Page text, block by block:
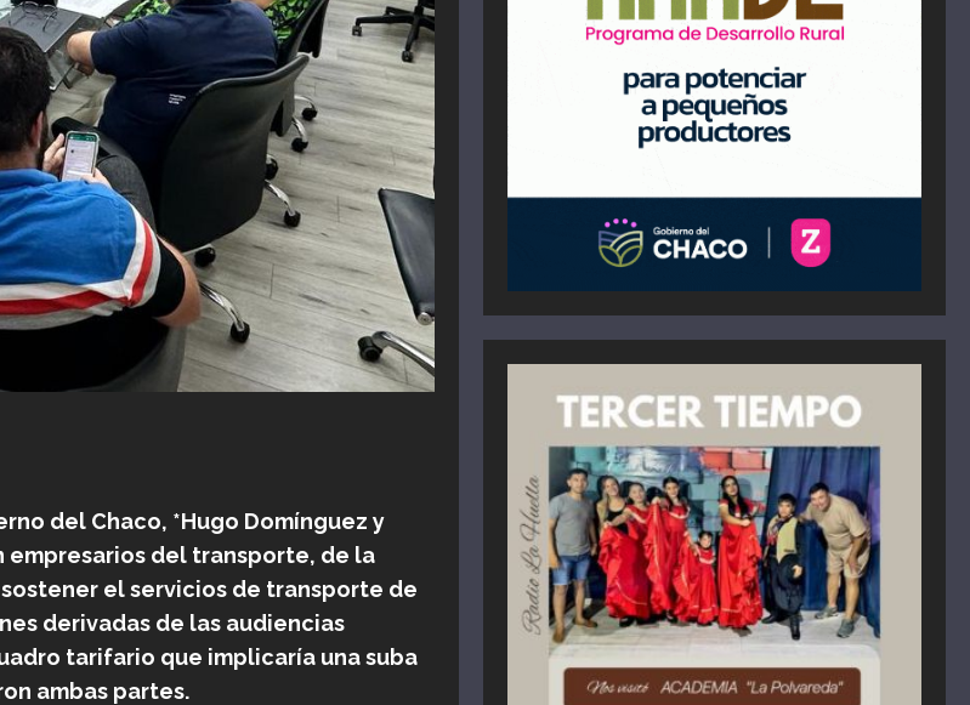
del Chaco, *Hugo Domínguez y
empresarios del transporte, de la
el servicios de transporte de
derivadas de las audiencias
tarifario que implicaría una suba
ambas partes.